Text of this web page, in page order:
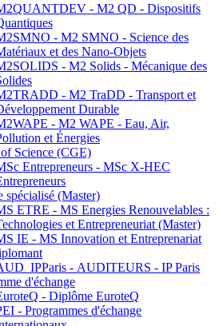
- M2 QD - Dispositifs
- M2 SMNO - Science des
et des Nano-Objets
- M2 Solids - Mécanique des
- M2 TraDD - Transport et
Durable
- M2 WAPE - Eau, Air,
et Énergies
Science (CGE)
Entrepreneurs - MSc X-HEC
spécialisé (Master)
ETRE - MS Energies Renouvelables :
et Entrepreneuriat (Master)
IE - MS Innovation et Entreprenariat
- AUDITEURS - IP Paris
d'échange
- Diplôme EuroteQ
- Programmes d'échange